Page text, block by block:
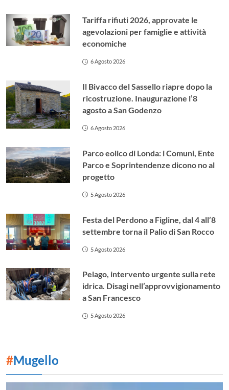
Tariffa rifiuti 2026, approvate le
agevolazioni per famiglie e attività
economiche
6 Agosto 2026
Il Bivacco del Sassello riapre dopo la
ricostruzione. Inaugurazione l’8
agosto a San Godenzo
6 Agosto 2026
Parco eolico di Londa: i Comuni, Ente
Parco e Soprintendenze dicono no al
progetto
5 Agosto 2026
Festa del Perdono a Figline, dal 4 all’8
settembre torna il Palio di San Rocco
5 Agosto 2026
Pelago, intervento urgente sulla rete
idrica. Disagi nell’approvvigionamento
a San Francesco
5 Agosto 2026
#Mugello